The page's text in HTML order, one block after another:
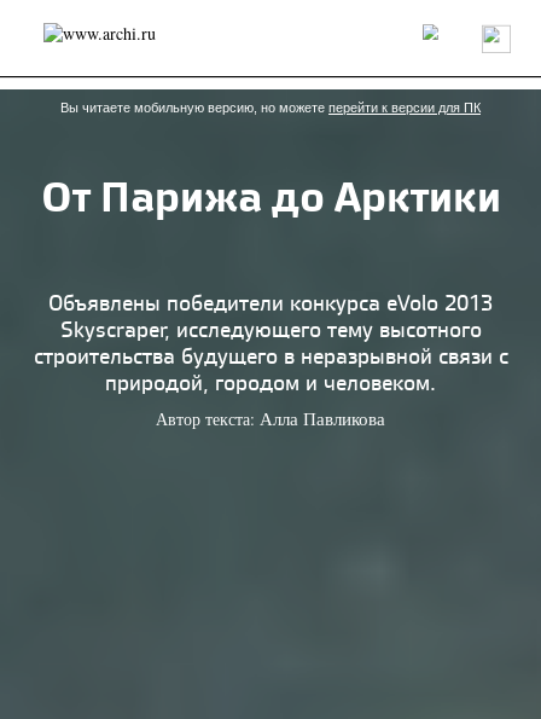
Россия Мир Технологии Интерьер Пресса
Архитекторы
Проекты
Конкурсы События Книги Вакансии
send.project Анонсы конкурсов
Блог
Интервью Исследование
Дизайн
Иностранцы в России
Интерьер
Книги
Наследие Образование
Урбанистика
Эко
Вы читаете мобильную версию, но можете перейти к версии для ПК
От Парижа до Арктики
Объявлены победители конкурса eVolo 2013
Skyscraper, исследующего тему высотного
строительства будущего в неразрывной связи с
природой, городом и человеком.
Автор текста: Алла Павликова